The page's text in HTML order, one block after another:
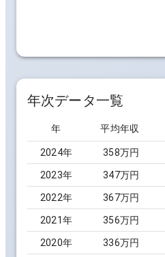
年次データ一覧
年 平均年収
2024年 358万円
2023年 347万円
2022年 367万円
2021年 356万円
2020年 336万円